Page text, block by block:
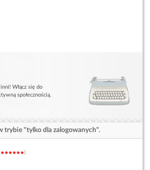
Włącz się do
społecznością.
trybie "tylko dla zalogowanych".